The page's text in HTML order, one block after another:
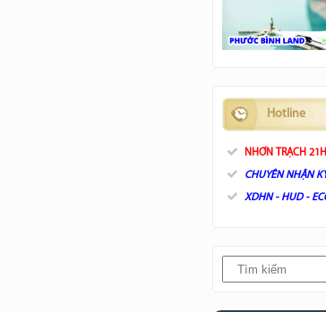
Hotline
NHƠN TRẠCH
CHUYÊN NHẬN
XDHN - HUD -